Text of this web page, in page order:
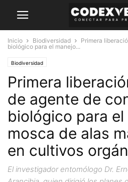
Inicio Biodiversidad
Primera
biológico para el manejo...
Biodiversidad
Primera
de agente de
biológico para
mosca de alas
en cultivos
El investigador entomólogo Dr.